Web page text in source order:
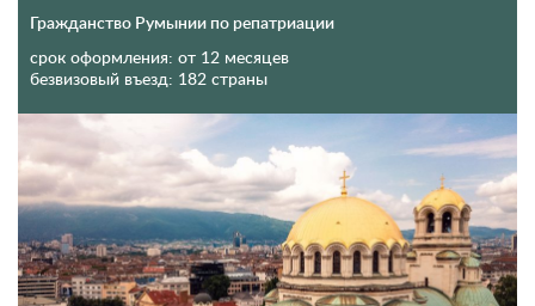
Гражданство Румынии по репатриации
срок оформления: от 12 месяцев
безвизовый въезд: 182 страны